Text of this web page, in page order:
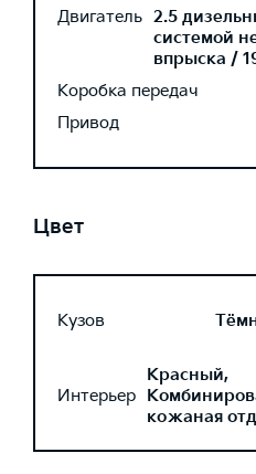
Двигатель 2.5
системой
впрыска /
Коробка передач
Привод
Цвет
Кузов
Интерьер
Красный,
кожаная